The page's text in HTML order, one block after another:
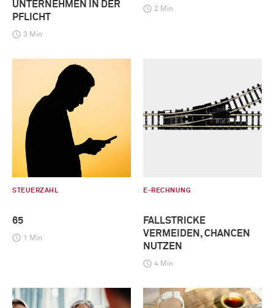
UNTERNEHMEN IN DER
PFLICHT
3 Min
2 Min
STEUERZAHL
65
1 Min
E-RECHNUNG
FALLSTRICKE
VERMEIDEN, CHANCEN
NUTZEN
4 Min